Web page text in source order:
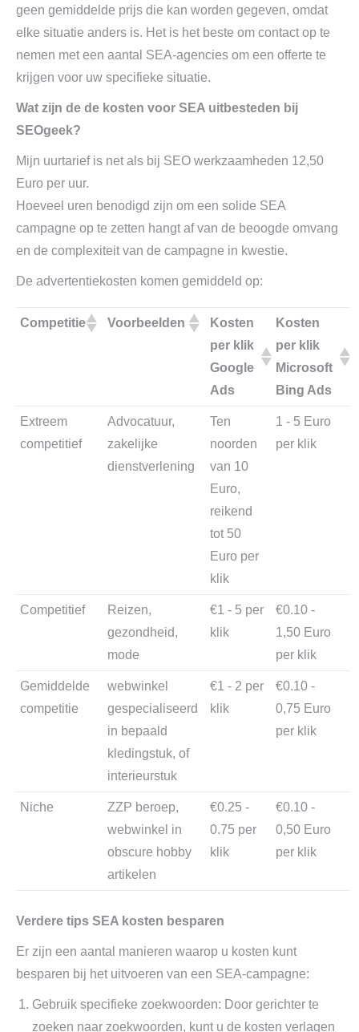
geen gemiddelde prijs die kan worden gegeven, omdat
elke situatie anders is. Het is het beste om contact op te
nemen met een aantal SEA-agencies om een offerte te
krijgen voor uw specifieke situatie.
Wat zijn de de kosten voor SEA uitbesteden bij
SEOgeek?
Mijn uurtarief is net als bij SEO werkzaamheden 12,50
Euro per uur.
Hoeveel uren benodigd zijn om een solide SEA
campagne op te zetten hangt af van de beoogde omvang
en de complexiteit van de campagne in kwestie.
De advertentiekosten komen gemiddeld op:
Competitie Voorbeelden
Kosten
per klik
Google
Ads
Kosten
per klik
Microsoft
Bing Ads
Extreem
competitief
Advocatuur,
zakelijke
dienstverlening
Ten
noorden
van 10
Euro,
reikend
tot 50
Euro per
klik
1 - 5 Euro
per klik
Competitief
Reizen,
gezondheid,
mode
€1 - 5 per
klik
€0.10 -
1,50 Euro
per klik
Gemiddelde
competitie
webwinkel
gespecialiseerd
in bepaald
kledingstuk, of
interieurstuk
€1 - 2 per
klik
€0.10 -
0,75 Euro
per klik
Niche
ZZP beroep,
webwinkel in
obscure hobby
artikelen
€0.25 -
0.75 per
klik
€0.10 -
0,50 Euro
per klik
Verdere tips SEA kosten besparen
Er zijn een aantal manieren waarop u kosten kunt
besparen bij het uitvoeren van een SEA-campagne:
Gebruik specifieke zoekwoorden: Door gerichter te
zoeken naar zoekwoorden, kunt u de kosten verlagen